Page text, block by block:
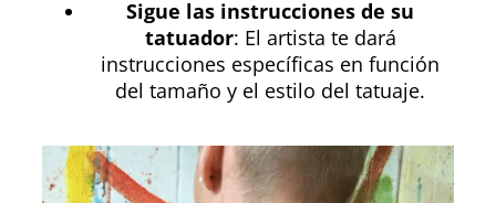
Sigue las instrucciones de su
tatuador: El artista te dará
instrucciones específicas en función
del tamaño y el estilo del tatuaje.